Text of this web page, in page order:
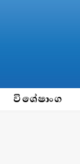
විශේෂාංග